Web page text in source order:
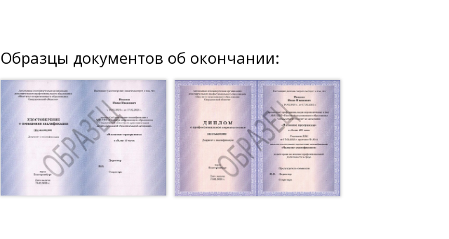
Образцы документов об окончании: